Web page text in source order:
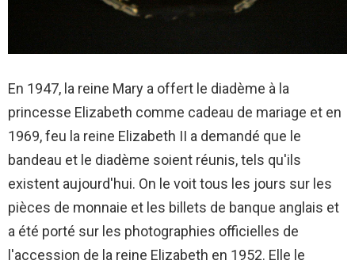
En 1947, la reine Mary a offert le diadème à la
princesse Elizabeth comme cadeau de mariage et en
1969, feu la reine Elizabeth II a demandé que le
bandeau et le diadème soient réunis, tels qu'ils
existent aujourd'hui. On le voit tous les jours sur les
pièces de monnaie et les billets de banque anglais et
a été porté sur les photographies officielles de
l'accession de la reine Elizabeth en 1952. Elle le